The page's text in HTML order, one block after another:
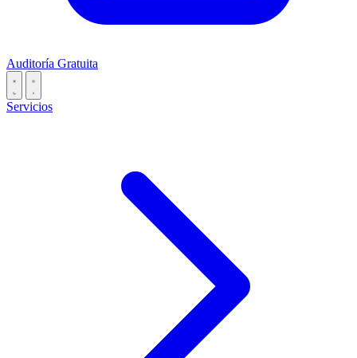
Auditoría Gratuita
Servicios